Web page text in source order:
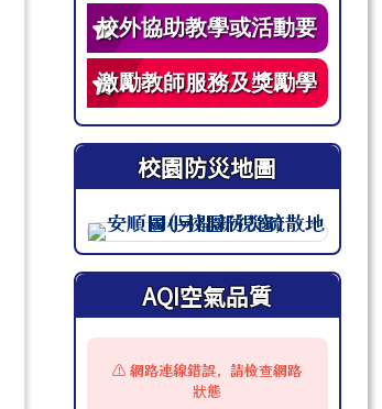
校外協助教學或活動要
點
激勵教師服務及獎勵學
生辦法
校園防災地圖
此圖為安順國小校園防災地圖（
AQI空氣品質
⚠️ 網路連線錯誤，請檢查網路
狀態